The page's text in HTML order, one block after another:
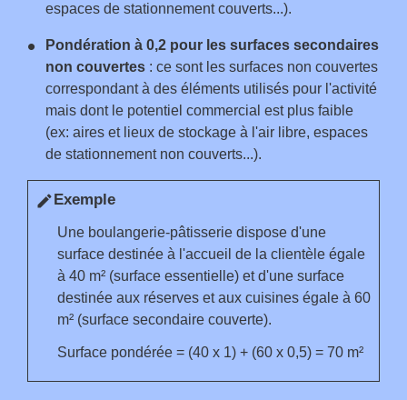
espaces de stationnement couverts...).
Pondération à 0,2 pour les surfaces secondaires
non couvertes : ce sont les surfaces non couvertes
correspondant à des éléments utilisés pour l'activité
mais dont le potentiel commercial est plus faible
(ex: aires et lieux de stockage à l'air libre, espaces
de stationnement non couverts...).
edit Exemple
Une boulangerie-pâtisserie dispose d'une
surface destinée à l'accueil de la clientèle égale
à 40 m² (surface essentielle) et d'une surface
destinée aux réserves et aux cuisines égale à 60
m² (surface secondaire couverte).
Surface pondérée = (40 x 1) + (60 x 0,5) = 70 m²